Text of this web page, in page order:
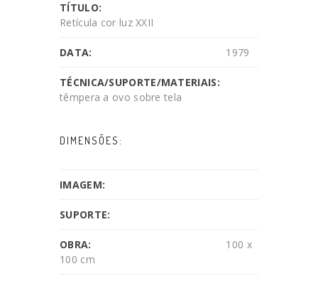
TÍTULO:
Retícula cor luz XXII
DATA: 1979
TÉCNICA/SUPORTE/MATERIAIS:
têmpera a ovo sobre tela
DIMENSÕES:
IMAGEM:
SUPORTE:
OBRA:
100 x
100 cm